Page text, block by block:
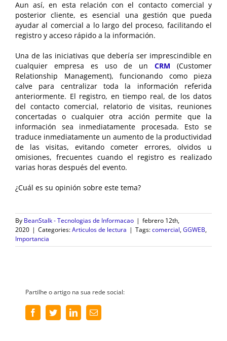
Aun así, en esta relación con el contacto comercial y
posterior cliente, es esencial una gestión que pueda
ayudar al comercial a lo largo del proceso, facilitando el
registro y acceso rápido a la información.
Una de las iniciativas que debería ser imprescindible en
cualquier empresa es uso de un CRM (Customer
Relationship Management), funcionando como pieza
calve para centralizar toda la información referida
anteriormente. El registro, en tiempo real, de los datos
del contacto comercial, relatorio de visitas, reuniones
concertadas o cualquier otra acción permite que la
información sea inmediatamente procesada. Esto se
traduce inmediatamente un aumento de la productividad
de las visitas, evitando cometer errores, olvidos u
omisiones, frecuentes cuando el registro es realizado
varias horas después del evento.
¿Cuál es su opinión sobre este tema?
By BeanStalk - Tecnologias de Informacao | febrero 12th,
2020 | Categories:Articulos de lectura | Tags:comercial,GGWEB,
Importancia
Partilhe o artigo na sua rede social:
FacebookTwitterLinkedInEmail